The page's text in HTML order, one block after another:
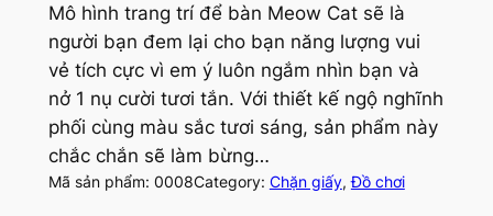
Mô hình trang trí để bàn Meow Cat sẽ là
người bạn đem lại cho bạn năng lượng vui
vẻ tích cực vì em ý luôn ngắm nhìn bạn và
nở 1 nụ cười tươi tắn. Với thiết kế ngộ nghĩnh
phối cùng màu sắc tươi sáng, sản phẩm này
chắc chắn sẽ làm bừng…
Mã sản phẩm: 0008Category: Chặn giấy, Đồ chơi